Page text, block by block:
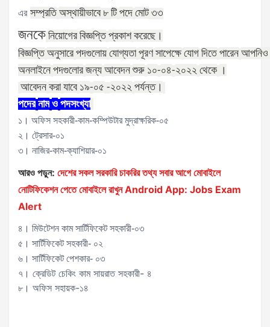
এর সম্প্রতি অস্থায়ীভাবে ৮ টি পদে মোট ৩৩
জনকে নিয়োগের বিজ্ঞপ্তি প্রকাশ করেছে।
বিজ্ঞপ্তি অনুসারে পদগুলোয় যোগ্যতা পূরণ সাপেক্ষে যোগ দিতে পারেন
অনলাইনে পদগুলোর জন্য আবেদন শুরু ১০-০৪-২০২২ থেকে ।
আবেদন করা যাবে ১৯-০৫ -২০২২ পর্যন্ত।
পদের নাম ও পদসংখ্যা
১। অফিস সহকারী-কাম-কম্পিউটার মুদ্রাক্ষরিক-০৫
২। ট্রেসার-০১
৩। নাজির-কাম-ক্যাশিয়ার-০১
আরও পড়ুন: দেশের সকল সরকারি চাকরির তথ্য সবার আগে মোবাইলে
নোটিফিকেশন পেতে মোবাইলে রাখুন Android App: Jobs Exam
Alert
৪। মিউটেশন কাম সার্টিফিকেট সহকারী-০৩
৫। সার্টিফিকেট সহকারী- ০২
৬। সার্টিফিকেট পেশকার- ০৩
৭। ক্রেডিট চেকিং কাম সায়রাত সহকারী- ৪
৮। অফিস সহায়ক-১৪